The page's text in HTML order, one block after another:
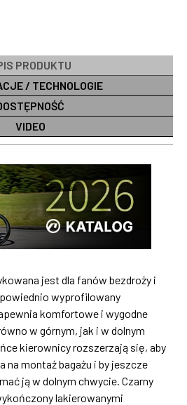
PRODUKTU
/ TECHNOLOGIE
VIDEO
jest dla fanów bezdroży i
wyprofilowany
komfortowe i wygodne
w górnym, jak i w dolnym
kierownicy rozszerzają się, aby
montaż bagażu i by jeszcze
ją w dolnym chwycie. Czarny
lakierowanymi